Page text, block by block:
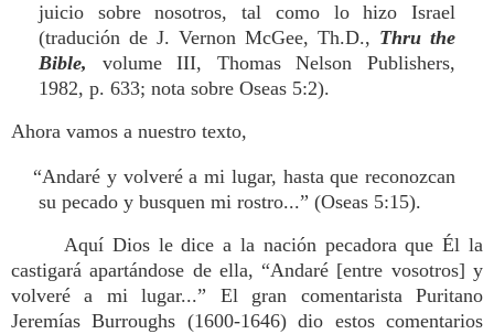
juicio sobre nosotros, tal como lo hizo Israel
(tradución de J. Vernon McGee, Th.D., Thru the
Bible, volume III, Thomas Nelson Publishers,
1982, p. 633; nota sobre Oseas 5:2).
Ahora vamos a nuestro texto,
“Andaré y volveré a mi lugar, hasta que reconozcan
su pecado y busquen mi rostro...” (Oseas 5:15).
Aquí Dios le dice a la nación pecadora que Él la
castigará apartándose de ella, “Andaré [entre vosotros] y
volveré a mi lugar...” El gran comentarista Puritano
Jeremías Burroughs (1600-1646) dio estos comentarios